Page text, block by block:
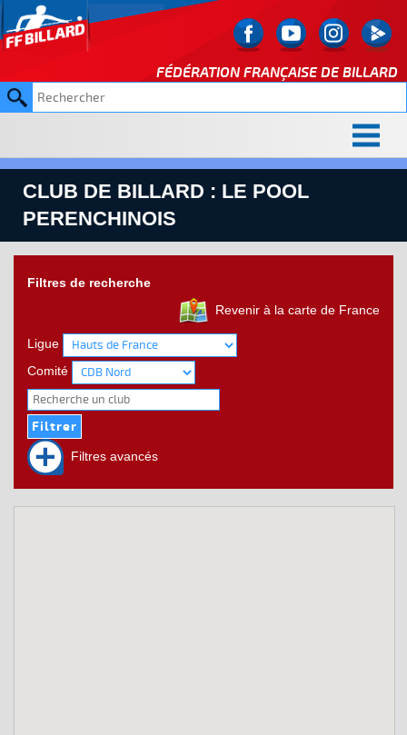
FÉDÉRATION FRANÇAISE DE BILLARD
CLUB DE BILLARD : LE POOL
PERENCHINOIS
Filtres de recherche
Revenir à la carte de France
Ligue
Comité
Filtres avancés